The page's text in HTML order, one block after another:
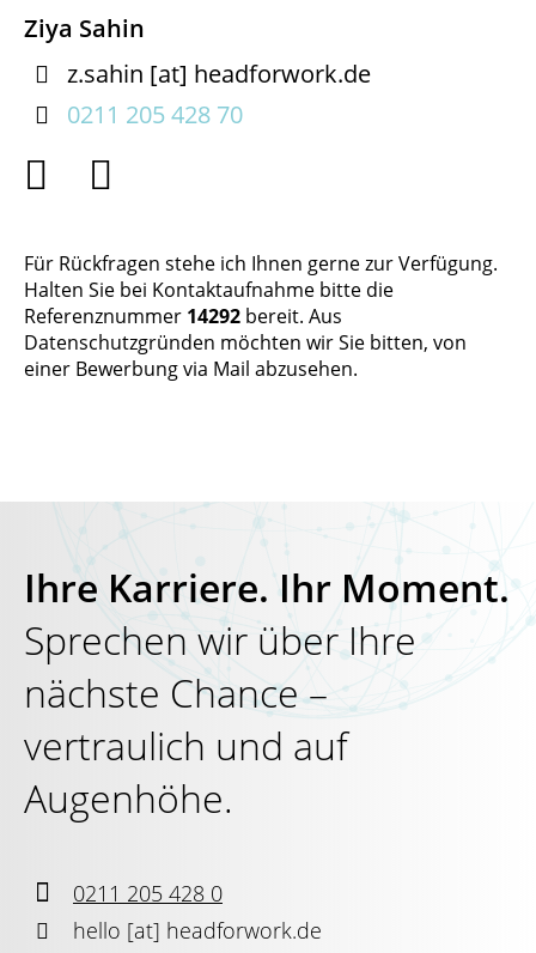
Ziya Sahin
 z.sahin [at] headforwork.de

0211 205 428 70
 
Für Rückfragen stehe ich Ihnen gerne zur Verfügung.
Halten Sie bei Kontaktaufnahme bitte die
Referenznummer 14292 bereit. Aus
Datenschutzgründen möchten wir Sie bitten, von
einer Bewerbung via Mail abzusehen.
Ihre Karriere. Ihr Moment.
Sprechen wir über Ihre
nächste Chance –
vertraulich und auf
Augenhöhe.

0211 205 428 0

hello [at] headforwork.de